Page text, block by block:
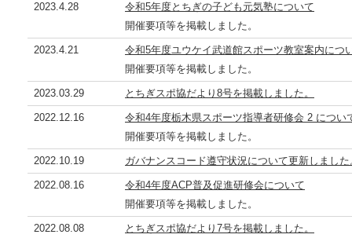
2023.4.28
令和5年度とちぎの子ども元気塾について
開催要項等を掲載しました。
2023.4.21
令和5年度ユウケイ武道館スポーツ教室案内につ
開催要項等を掲載しました。
2023.03.29 とちぎスポ協だより8号を掲載しました。
2022.12.16
令和4年度栃木県スポーツ指導者研修会 2 につい
開催要項等を掲載しました。
2022.10.19 ガバナンスコード遵守状況について更新しました
2022.08.16
令和4年度ACP普及促進研修会について
開催要項等を掲載しました。
2022.08.08 とちぎスポ協だより7号を掲載しました。